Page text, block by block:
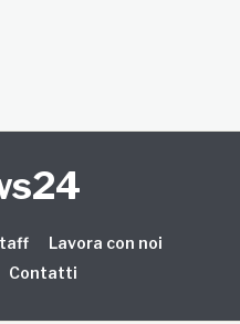
Lavora con noi
Contatti